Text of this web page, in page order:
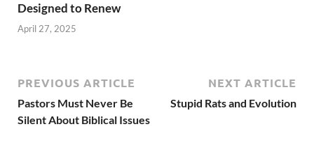
Designed to Renew
April 27, 2025
PREVIOUS ARTICLE
Pastors Must Never Be
Silent About Biblical Issues
NEXT ARTICLE
Stupid Rats and Evolution